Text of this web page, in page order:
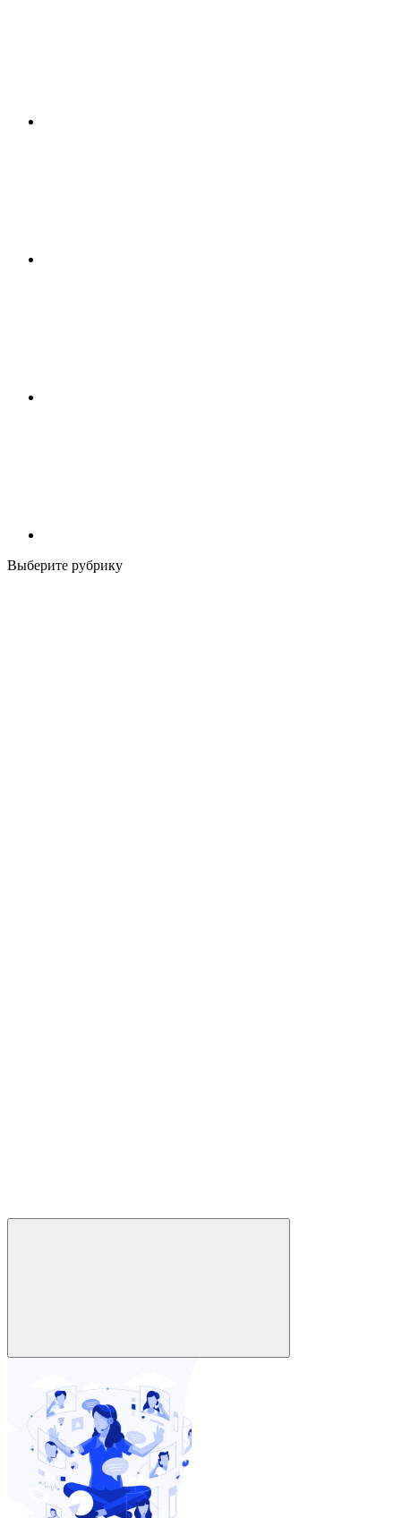
Выберите рубрику